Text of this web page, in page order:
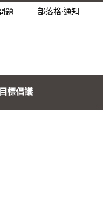
題 部落格·通知
標倡議